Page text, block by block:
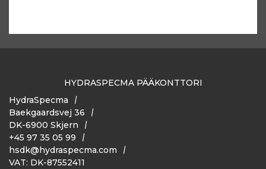
HYDRASPECMA PÄÄKONTTORI
HydraSpecma
Baekgaardsvej 36
DK-6900 Skjern
+45 97 35 05 99
hsdk@hydraspecma.com
VAT: DK-87552411